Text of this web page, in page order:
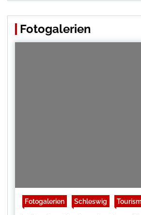
Fotogalerien
Fotogalerien Schleswig